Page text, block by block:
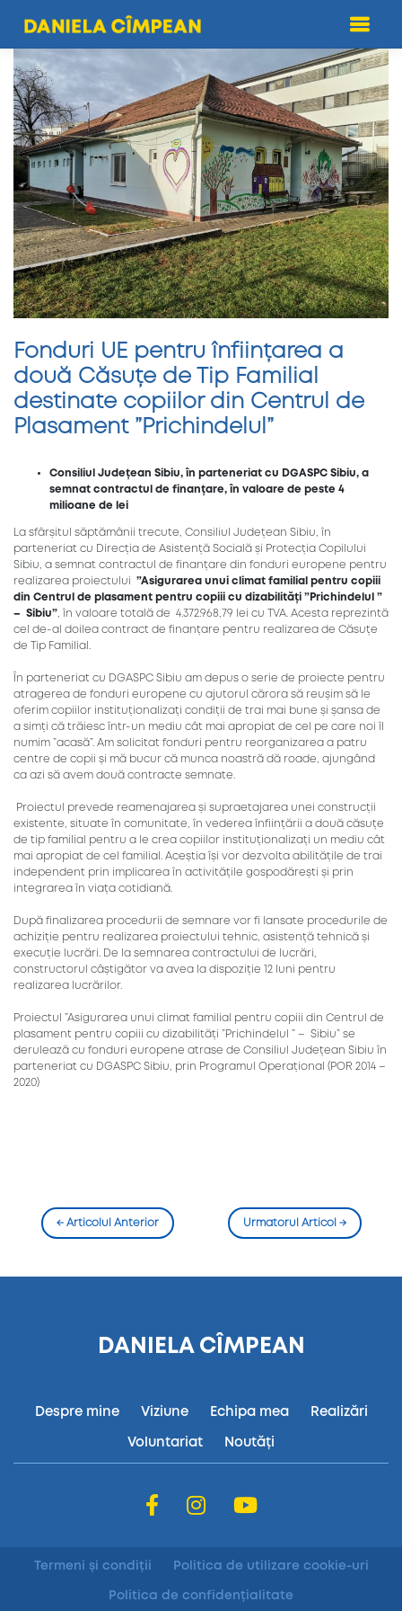
Fonduri UE pentru înființarea a
două Căsuțe de Tip Familial
destinate copiilor din Centrul de
Plasament ”Prichindelul”
Consiliul Județean Sibiu, în parteneriat cu DGASPC Sibiu, a
semnat contractul de finanțare, în valoare de peste 4
milioane de lei
La sfârșitul săptămânii trecute, Consiliul Județean Sibiu, în
parteneriat cu Direcția de Asistență Socială și Protecția Copilului
Sibiu, a semnat contractul de finanțare din fonduri europene pentru
realizarea proiectului ”Asigurarea unui climat familial pentru copiii
din Centrul de plasament pentru copiii cu dizabilități ”Prichindelul ”
– Sibiu” , în valoare totală de 4.372.968,79 lei cu TVA. Acesta reprezintă
cel de-al doilea contract de finanțare pentru realizarea de Căsuțe
de Tip Familial.
În parteneriat cu DGASPC Sibiu am depus o serie de proiecte pentru
atragerea de fonduri europene cu ajutorul cărora să reușim să le
oferim copiilor instituționalizați condiții de trai mai bune și șansa de
a simți că trăiesc într-un mediu cât mai apropiat de cel pe care noi îl
numim ”acasă”. Am solicitat fonduri pentru reorganizarea a patru
centre de copii și mă bucur că munca noastră dă roade, ajungând
ca azi să avem două contracte semnate.
Proiectul prevede reamenajarea și supraetajarea unei construcții
existente, situate în comunitate, în vederea înființării a două căsuțe
de tip familial pentru a le crea copiilor instituționalizați un mediu cât
mai apropiat de cel familial. Aceștia își vor dezvolta abilitățile de trai
independent prin implicarea în activitățile gospodărești și prin
integrarea în viața cotidiană.
După finalizarea procedurii de semnare vor fi lansate procedurile de
achiziție pentru realizarea proiectului tehnic, asistență tehnică și
execuție lucrări. De la semnarea contractului de lucrări,
constructorul câștigător va avea la dispoziție 12 luni pentru
realizarea lucrărilor.
Proiectul ”Asigurarea unui climat familial pentru copiii din Centrul de
plasament pentru copiii cu dizabilități ”Prichindelul ” – Sibiu” se
derulează cu fonduri europene atrase de Consiliul Județean Sibiu în
parteneriat cu DGASPC Sibiu, prin Programul Operațional (POR 2014 –
2020)
←Articolul Anterior Urmatorul Articol →
DANIELA CÎMPEAN
Despre mine Viziune Echipa mea Realizări
Voluntariat Noutăți
Termeni și condiții Politica de utilizare cookie-uri
Politica de confidențialitate